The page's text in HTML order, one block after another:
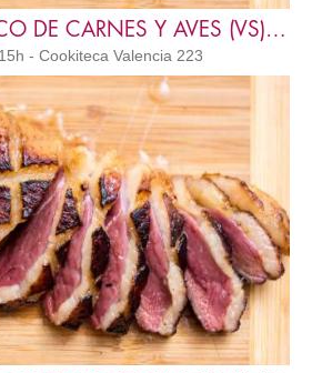
3. MONOGRÁFICO DE CARNES Y AVES (VS) IC
- Cookiteca Valencia 223